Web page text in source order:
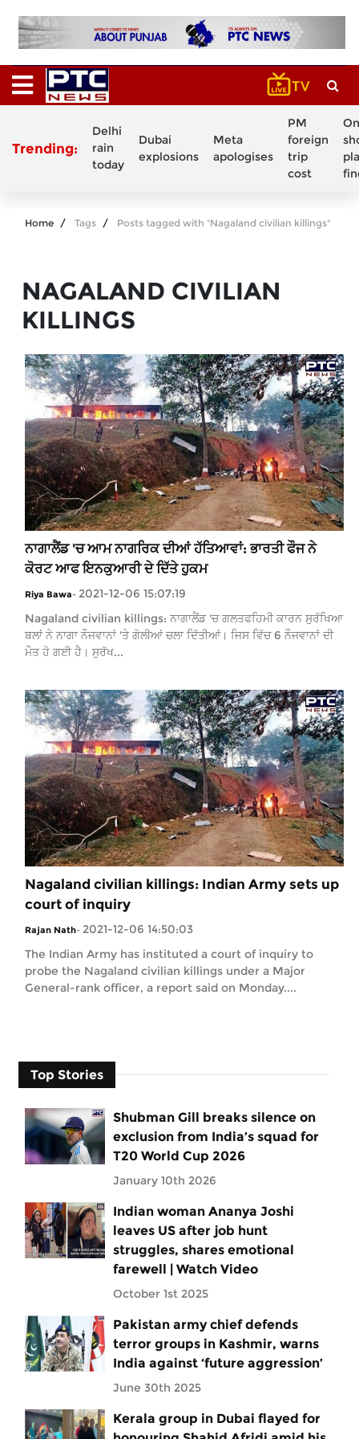
Trending:
Delhi
rain
today
Dubai
explosions
Meta
apologises
PM
foreign
trip
cost
Home Tags Posts tagged with "Nagaland civilian killings"
NAGALAND CIVILIAN
KILLINGS
ਨਾਗਾਲੈਂਡ 'ਚ ਆਮ ਨਾਗਰਿਕ ਦੀਆਂ ਹੱਤਿਆਵਾਂ: ਭਾਰਤੀ ਫੌਜ ਨੇ
ਕੋਰਟ ਆਫ ਇਨਕੁਆਰੀ ਦੇ ਦਿੱਤੇ ਹੁਕਮ
Riya Bawa- 2021-12-06 15:07:19
Nagaland civilian killings: ਨਾਗਾਲੈਂਡ 'ਚ ਗਲਤਫਹਿਮੀ ਕਾਰਨ ਸੁਰੱਖਿਆ
ਬਲਾਂ ਨੇ ਨਾਗਾ ਨੌਜਵਾਨਾਂ 'ਤੇ ਗੋਲੀਆਂ ਚਲਾ ਦਿੱਤੀਆਂ। ਜਿਸ ਵਿੱਚ 6 ਨੌਜਵਾਨਾਂ ਦੀ
ਮੌਤ ਹੋ ਗਈ ਹੈ। ਸੁਰੱਖ...
Nagaland civilian killings: Indian Army sets up
court of inquiry
Rajan Nath- 2021-12-06 14:50:03
The Indian Army has instituted a court of inquiry to
probe the Nagaland civilian killings under a Major
General-rank officer, a report said on Monday....
Top Stories
Shubman Gill breaks silence on
exclusion from India’s squad for
T20 World Cup 2026
January 10th 2026
Indian woman Ananya Joshi
leaves US after job hunt
struggles, shares emotional
farewell | Watch Video
October 1st 2025
Pakistan army chief defends
terror groups in Kashmir, warns
India against ‘future aggression’
June 30th 2025
Kerala group in Dubai flayed for